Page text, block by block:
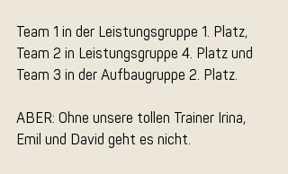
Team 1 in der Leistungsgruppe 1. Platz,
Team 2 in Leistungsgruppe 4. Platz und
Team 3 in der Aufbaugruppe 2. Platz.
ABER: Ohne unsere tollen Trainer Irina,
Emil und David geht es nicht.